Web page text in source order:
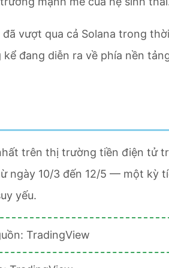
vượt qua cả Solana trong
đang diễn ra về phía nền
trên thị trường tiền điện tử
ngày 10/3 đến 12/5 — một kỳ
yếu.